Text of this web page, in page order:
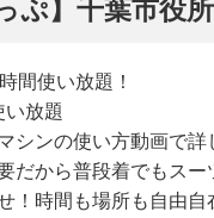
ぷ】千葉市役
間使い放題！
い放題
シンの使い方動画で詳
だから普段着でもス
！時間も場所も自由自